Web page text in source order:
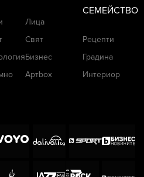
Бейл сподели, че
се е отразила и
Лица
Свят
Бизнес
Артbox
СЕМЕЙСТВО
Рецепти
Градина
Интериор